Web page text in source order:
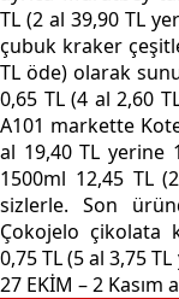
TL (2 al 39,90 TL
çubuk kraker
TL öde) olarak
0,65 TL (4 al 2,60
A101 markette
al 19,40 TL yerine
1500ml 12,45 TL
sizlerle. Son
Çokojelo çikolata
0,75 TL (5 al 3,75
27 EKİM – 2